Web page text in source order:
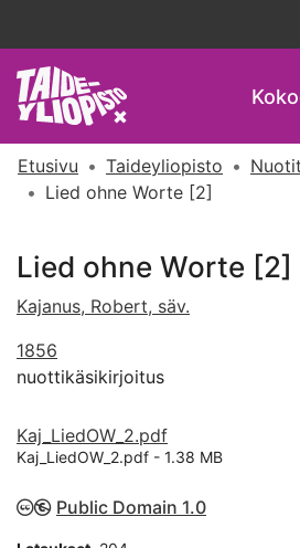
Etusivu Taideyliopisto
Nuotit
Lied ohne Worte [2]
Lied ohne Worte [2]
Kajanus, Robert, säv.
1856
nuottikäsikirjoitus
Kaj_LiedOW_2.pdf
Kaj_LiedOW_2.pdf - 1.38 MB
Public Domain 1.0